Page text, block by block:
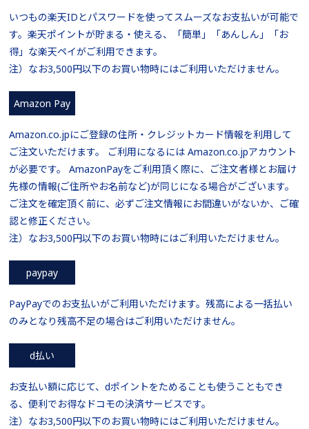
いつもの楽天IDとパスワードを使ってスムーズなお支払いが可能で
す。楽天ポイントが貯まる・使える、「簡単」「あんしん」「お
得」な楽天ペイがご利用できます。
注）なお3,500円以下のお買い物時にはご利用いただけません。
Amazon Pay
Amazon.co.jpにご登録の住所・クレジットカード情報を利用して
ご注文いただけます。 ご利用になるには Amazon.co.jpアカウント
が必要です。 AmazonPayをご利用頂く際に、ご注文者様とお届け
先様の情報(ご住所やお名前など)が同じになる場合がございます。
ご注文を確定頂く前に、必ずご注文情報にお間違いがないか、ご確
認と修正ください。
注）なお3,500円以下のお買い物時にはご利用いただけません。
paypay
PayPayでのお支払いがご利用いただけます。残高による一括払い
のみとなり残高不足の場合はご利用いただけません。
d払い
お支払い額に応じて、dポイントをためることも使うこともでき
る、便利でお得なドコモの決済サービスです。
注）なお3,500円以下のお買い物時にはご利用いただけません。